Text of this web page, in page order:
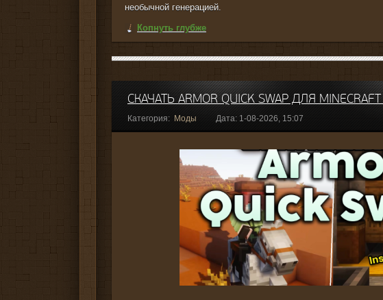
необычной генерацией.
Копнуть глубже
СКАЧАТЬ ARMOR QUICK SWAP ДЛЯ
Категория: Моды Дата: 1-08-2026, 15:07